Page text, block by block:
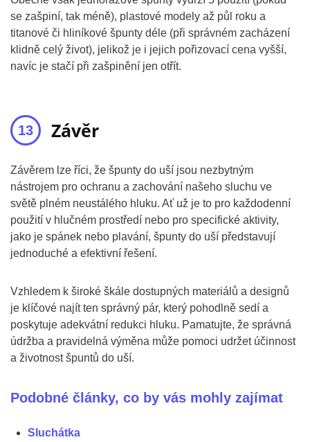
se zašpiní, tak méně), plastové modely až půl roku a
titanové či hliníkové špunty déle (při správném zacházení
klidně celý život), jelikož je i jejich pořizovací cena vyšší,
navíc je stačí při zašpinění jen otřít.
Závěr
Závěrem lze říci, že špunty do uší jsou nezbytným
nástrojem pro ochranu a zachování našeho sluchu ve
světě plném neustálého hluku. Ať už je to pro každodenní
použití v hlučném prostředí nebo pro specifické aktivity,
jako je spánek nebo plavání, špunty do uší představují
jednoduché a efektivní řešení.
Vzhledem k široké škále dostupných materiálů a designů
je klíčové najít ten správný pár, který pohodlně sedí a
poskytuje adekvátní redukci hluku. Pamatujte, že správná
údržba a pravidelná výměna může pomoci udržet účinnost
a životnost špuntů do uší.
Podobné články, co by vás mohly zajímat
Sluchátka